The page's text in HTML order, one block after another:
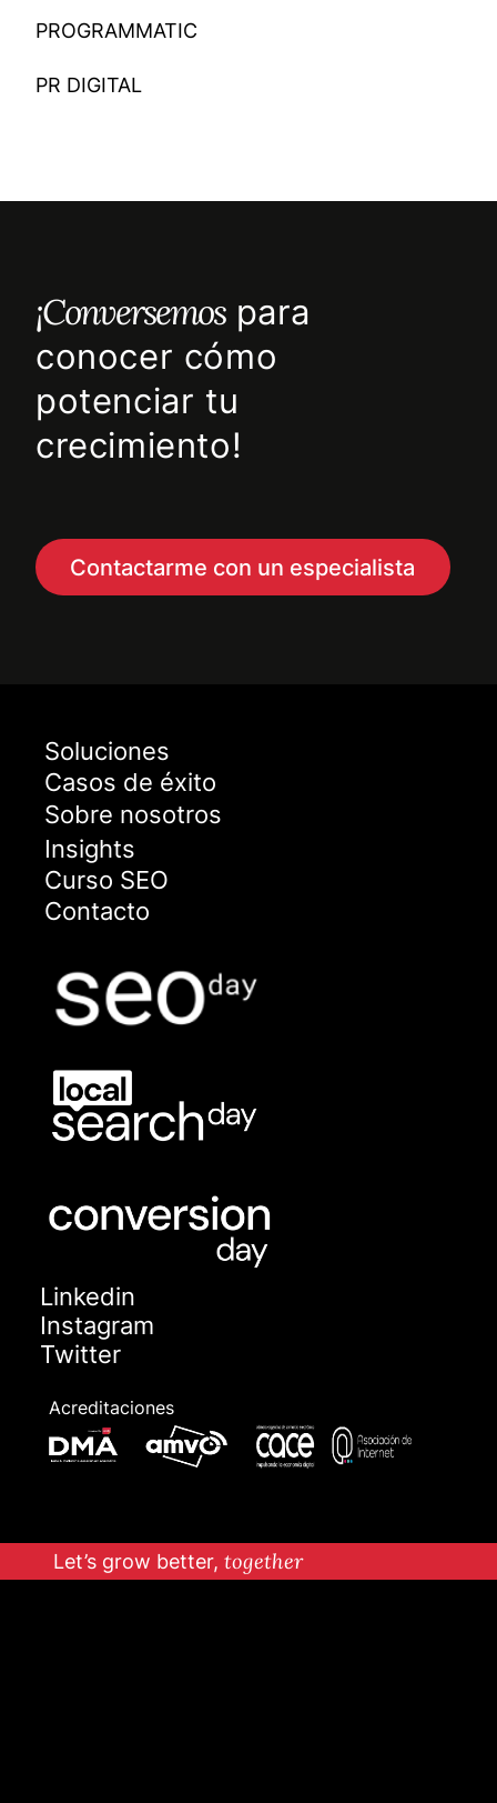
PROGRAMMATIC
PR DIGITAL
¡Conversemospara
conocer cómo
potenciar tu
crecimiento!
Contactarme con un especialista
Soluciones
Casos de éxito
Sobre nosotros
Insights
Curso SEO
Contacto
Linkedin
Instagram
Twitter
Acreditaciones
Let’s grow better, together